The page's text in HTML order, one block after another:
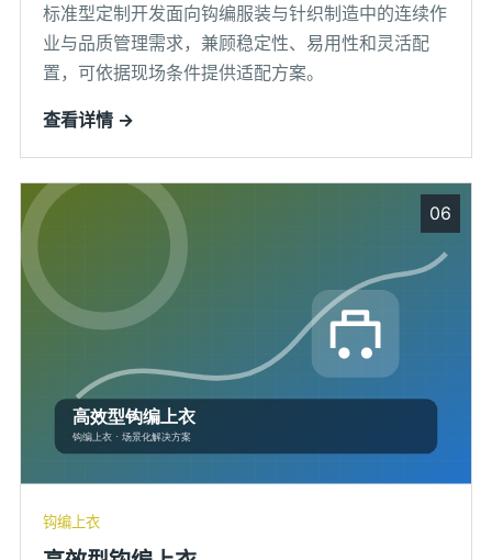
标准型定制开发面向钩编服装与针织制造中的连续作
业与品质管理需求，兼顾稳定性、易用性和灵活配
置，可依据现场条件提供适配方案。
查看详情 →
06
钩编上衣